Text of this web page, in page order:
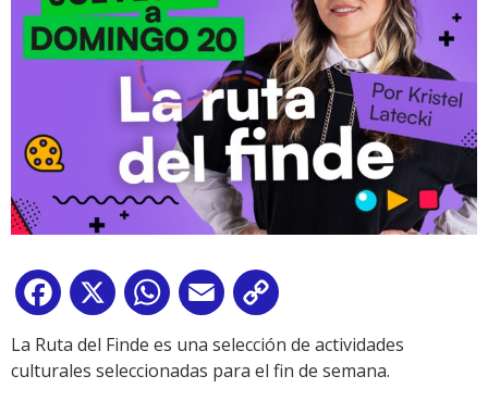
Facebook
X WhatsApp
Email
Link
La Ruta del Finde es una selección de actividades
culturales seleccionadas para el fin de semana.